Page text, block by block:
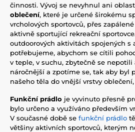
činnosti. Vývoj se nevyhnul ani
oblečení, které je určené širokému
vrcholových sportovců, přes
aktivně sportující rekreační
outdoorových aktivitách spojených s
potřebujeme, abychom se cítili
v teple, v suchu, zbytečně se
náročnější a zpotíme se, tak aby byl
našeho těla do vnější vrstvy
Funkční prádlo je vyvinuto přesně
bylo určeno a využíváno především
V současné době se funkční prádlo
většiny aktivních sportovců, kterým